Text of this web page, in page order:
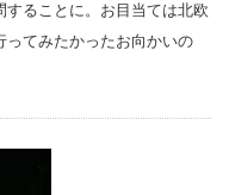
ることに。お目当ては北欧
ってみたかったお向かいの